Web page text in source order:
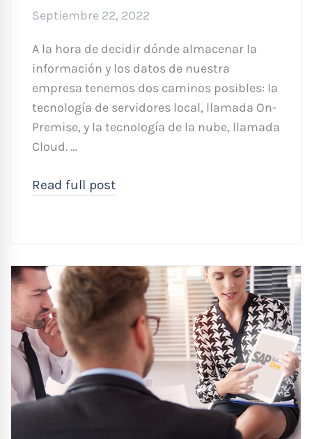
Septiembre 22, 2022
A la hora de decidir dónde almacenar la
información y los datos de nuestra
empresa tenemos dos caminos posibles: la
tecnología de servidores local, llamada On-
Premise, y la tecnología de la nube, llamada
Cloud. …
Read full post